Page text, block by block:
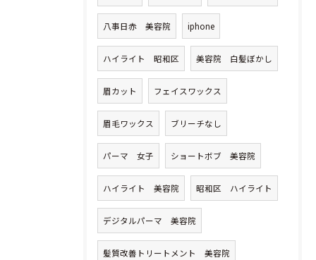
八事日赤 美容院 iphone
ハイライト 昭和区 美容院 白髪ぼかし
眉カット フェイスワックス
眉毛ワックス ブリーチなし
パーマ 女子 ショートボブ 美容院
ハイライト 美容院 昭和区 ハイライト
デジタルパーマ 美容院
髪質改善トリートメント 美容院
ご予約はこちら